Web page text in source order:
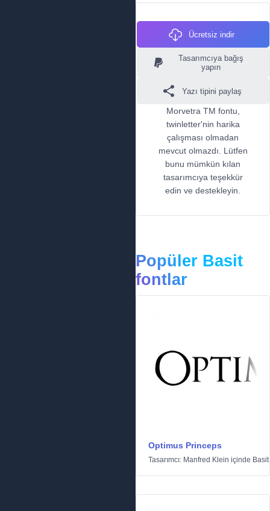
Ücretsiz indir
Tasarımcıya bağış
yapın
Yazı tipini paylaş
Morvetra TM fontu,
twinletter'nin harika
çalışması olmadan
mevcut olmazdı. Lütfen
bunu mümkün kılan
tasarımcıya teşekkür
edin ve destekleyin.
Popüler Basit
fontlar
Optimus Princeps
Tasarımcı: Manfred Klein içinde Basit